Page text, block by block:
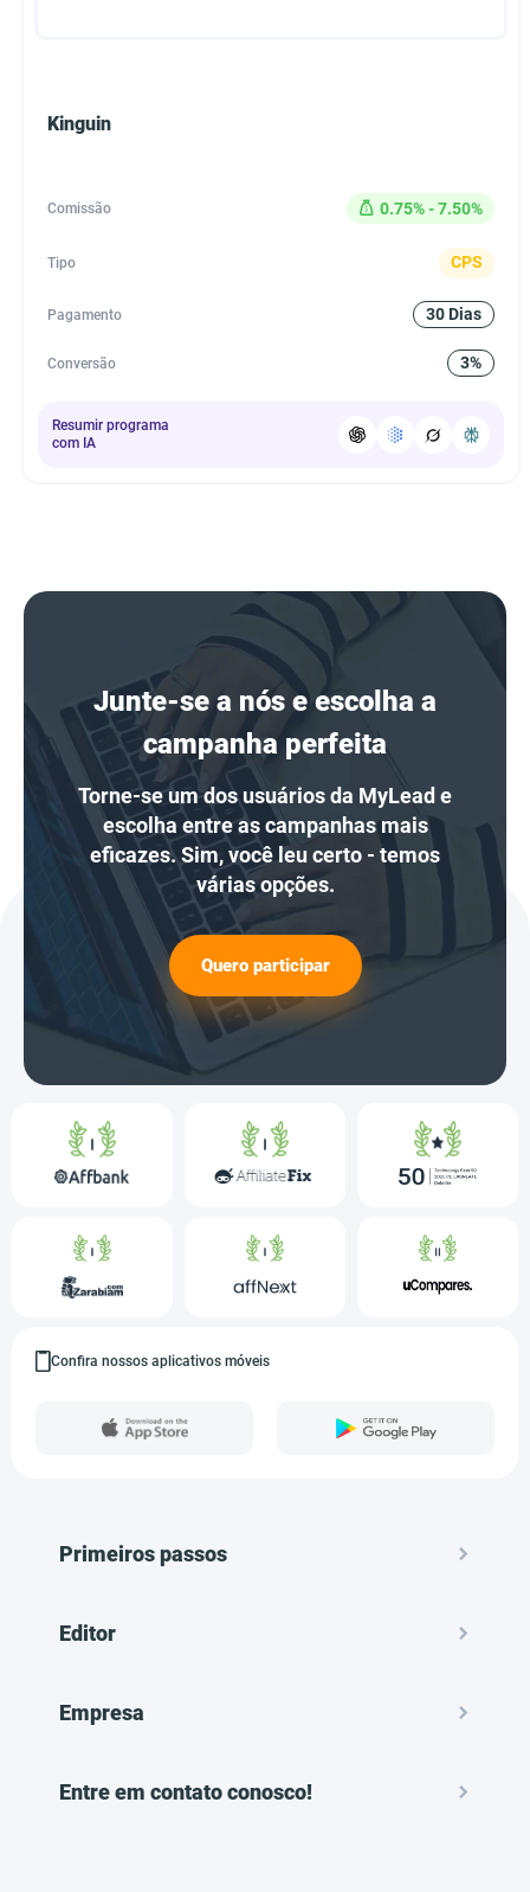
Kinguin
Comissão 0.75% - 7.50%
Tipo CPS
Pagamento 30 Dias
Conversão 3%
Resumir programa
com IA
Junte-se a nós e escolha a
campanha perfeita
Torne-se um dos usuários da MyLead e
escolha entre as campanhas mais
eficazes. Sim, você leu certo - temos
várias opções.
Quero participar
Confira nossos aplicativos móveis
Primeiros passos
Editor
Empresa
Entre em contato conosco!